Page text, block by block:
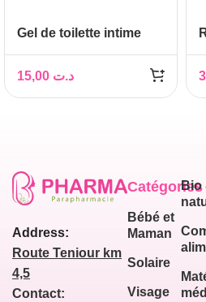
Gel de toilette intime
د.ت
Address:
Route Teniour km
4,5
Contact:
Catégories
Bébé et
Maman
Solaire
Visage
Bio